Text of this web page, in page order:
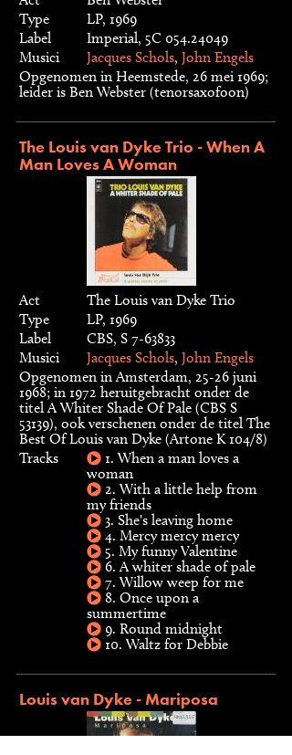
Type
LP, 1969
Label
Imperial, 5C 054.24049
Musici
Jacques Schols, John Engels
Opgenomen in Heemstede, 26 mei 1969;
leider is Ben Webster (tenorsaxofoon)
The Louis van Dyke Trio - When A
Man Loves A Woman
Act
The Louis van Dyke Trio
Type
LP, 1969
Label
CBS, S 7-63833
Musici
Jacques Schols, John Engels
Opgenomen in Amsterdam, 25-26 juni
1968; in 1972 heruitgebracht onder de
titel A Whiter Shade Of Pale (CBS S
53139), ook verschenen onder de titel The
Best Of Louis van Dyke (Artone K 104/8)
Tracks
1. When a man loves a
woman
2. With a little help from
my friends
3. She's leaving home
4. Mercy mercy mercy
5. My funny Valentine
6. A whiter shade of pale
7. Willow weep for me
8. Once upon a
summertime
9. Round midnight
10. Waltz for Debbie
Louis van Dyke - Mariposa